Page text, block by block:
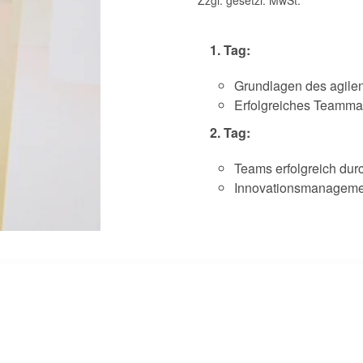
1. Tag:
Grundlagen des
Erfolgreiches
2. Tag:
Teams erfolgreich